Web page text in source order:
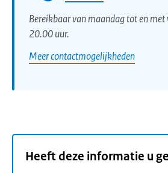
Bereikbaar van maandag tot en
20.00 uur.
Meer contactmogelijkheden
Heeft deze informatie u